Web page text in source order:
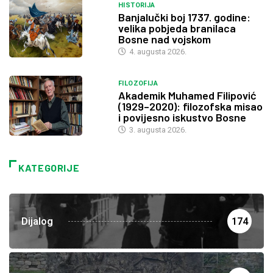
HISTORIJA
Banjalučki boj 1737. godine:
velika pobjeda branilaca
Bosne nad vojskom
4. augusta 2026.
FILOZOFIJA
Akademik Muhamed Filipović
(1929–2020): filozofska misao
i povijesno iskustvo Bosne
3. augusta 2026.
KATEGORIJE
Dijalog 174